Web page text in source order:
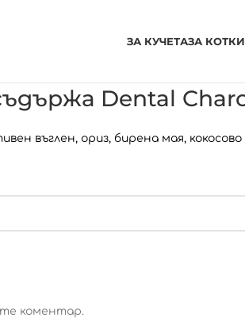
ЗА КУЧЕТАЗА КОТКИ
Dental
въглен, ориз, бирена мая,
коментар.